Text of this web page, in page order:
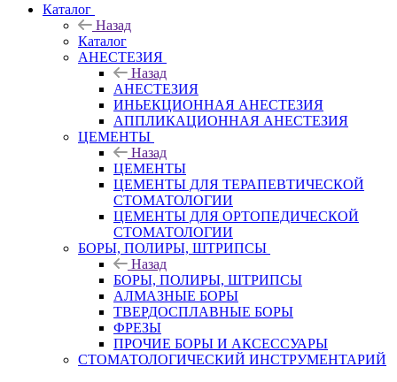
Каталог
Назад
Каталог
АНЕСТЕЗИЯ
Назад
АНЕСТЕЗИЯ
ИНЬЕКЦИОННАЯ АНЕСТЕЗИЯ
АППЛИКАЦИОННАЯ АНЕСТЕЗИЯ
ЦЕМЕНТЫ
Назад
ЦЕМЕНТЫ
ЦЕМЕНТЫ ДЛЯ ТЕРАПЕВТИЧЕСКОЙ
СТОМАТОЛОГИИ
ЦЕМЕНТЫ ДЛЯ ОРТОПЕДИЧЕСКОЙ
СТОМАТОЛОГИИ
БОРЫ, ПОЛИРЫ, ШТРИПСЫ
Назад
БОРЫ, ПОЛИРЫ, ШТРИПСЫ
АЛМАЗНЫЕ БОРЫ
ТВЕРДОСПЛАВНЫЕ БОРЫ
ФРЕЗЫ
ПРОЧИЕ БОРЫ И АКСЕССУАРЫ
СТОМАТОЛОГИЧЕСКИЙ ИНСТРУМЕНТАРИЙ